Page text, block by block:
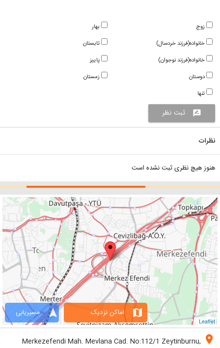
بهار
تابستان
پاییز
زمستان
زوج
خانواده(فرزند خردسال)
خانواده(فرزند نوجوان)
دوستان
تنها
rate_review ثبت نظر
نظرات
هنوز هیچ نظری ثبت نشده است
Leaflet
navigation مسیریابی map اماکن نزدیک
location_on
Merkezefendi Mah. Mevlana Cad. No:112/1 Zeytinburnu,